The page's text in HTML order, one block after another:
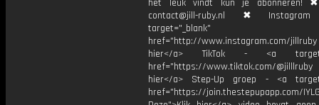
het leuk vindt kun je abonneren!
contact@jill-ruby.nl ✖
target="_blank"
href="http://www.instagram.com/
hier</a> TikTok - <a
href="https://www.tiktok.com/
hier</a> Step-Up groep - <a
href="https://join.thestepupapp.com/